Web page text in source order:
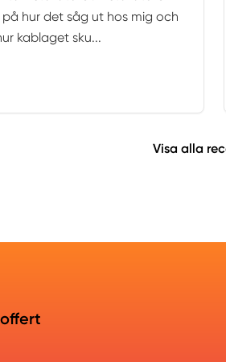
hur det såg ut hos mig och
kablaget sku...
Visa alla